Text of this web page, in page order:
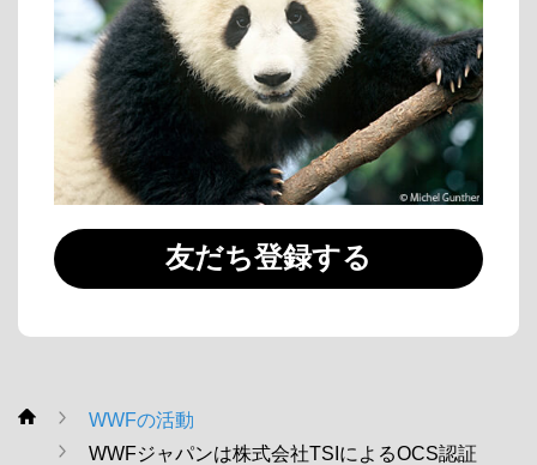
友だち登録する
WWF
WWFの活動
WWFジャパンは株式会社TSIによるOCS認証